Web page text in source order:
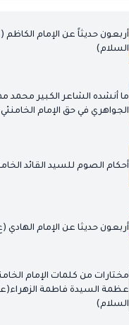
أربعون حديثاً عن الإمام الكاظم
السلام)
ما أنشده الشاعر الكبير محمد
الجواهري في حق الإمام الخامنئي
أحكام الصوم للسيد القائد
أربعون حديثا عن الإمام الهادي
مختارات من كلمات الإمام
عظمة السيدة فاطمة
السلام)